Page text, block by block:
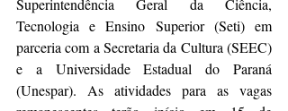
Superintendência Geral da Ciência,
Tecnologia e Ensino Superior (Seti) em
parceria com a Secretaria da Cultura (SEEC)
e a Universidade Estadual do Paraná
(Unespar). As atividades para as vagas